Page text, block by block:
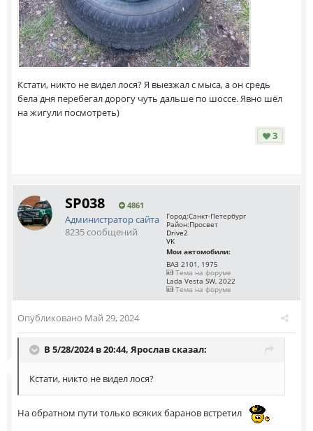
Кстати, никто не видел лося? Я выезжал с мыса, а он средь
бела дня перебегал дорогу чуть дальше по шоссе. Явно шёл
на жигули посмотреть)
3
SP038 4861
Администратор сайта
8235 сообщений
Город:Санкт-Петербург
Район:Просвет
Drive2
VK
Мои автомобили:
ВАЗ 2101, 1975
Тема на форуме
Lada Vesta SW, 2022
Тема на форуме
Опубликовано Май 29, 2024
В 5/28/2024 в 20:44, Ярославсказал:
Кстати, никто не видел лося?
На обратном пути только всяких баранов встретил